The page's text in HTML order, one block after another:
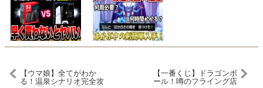
【ウマ娘】全てがわか
る！温泉シナリオ完全攻
【一番くじ】ドラゴンボ
ール！噂のフライング店